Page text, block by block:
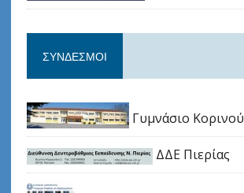
ΣΎΝΔΕΣΜΟΙ
Γυμνάσιο Κορινού
ΔΔΕ Πιερίας